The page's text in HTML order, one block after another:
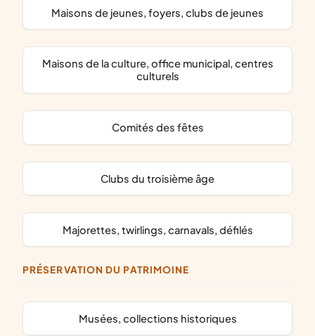
maisons de jeunes, foyers, clubs de jeunes
maisons de la culture, office municipal, centres
culturels
comités des fêtes
clubs du troisième âge
majorettes, twirlings, carnavals, défilés
PRÉSERVATION DU PATRIMOINE
musées, collections historiques